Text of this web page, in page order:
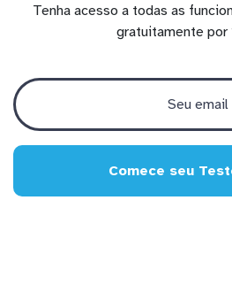
Tenha acesso a todas as
gratuitamente por
Comece seu